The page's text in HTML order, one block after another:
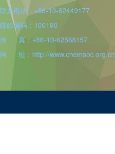
联系电话：+86-10-82449177
邮政编码：100190
传 真：+86-10-62568157
网 址：http://www.chemsoc.org.cn